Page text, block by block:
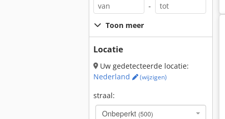
-
Toon meer
Locatie
Uw gedetecteerde locatie:
Nederland
(wijzigen)
straal:
Onbeperkt (500)